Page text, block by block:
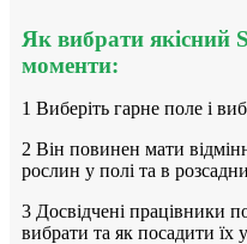
Як вибрати якісний
моменти:
1 Виберіть гарне поле і
2 Він повинен мати
рослин у полі та в
3 Досвідчені працівники
вибрати та як посадити їх